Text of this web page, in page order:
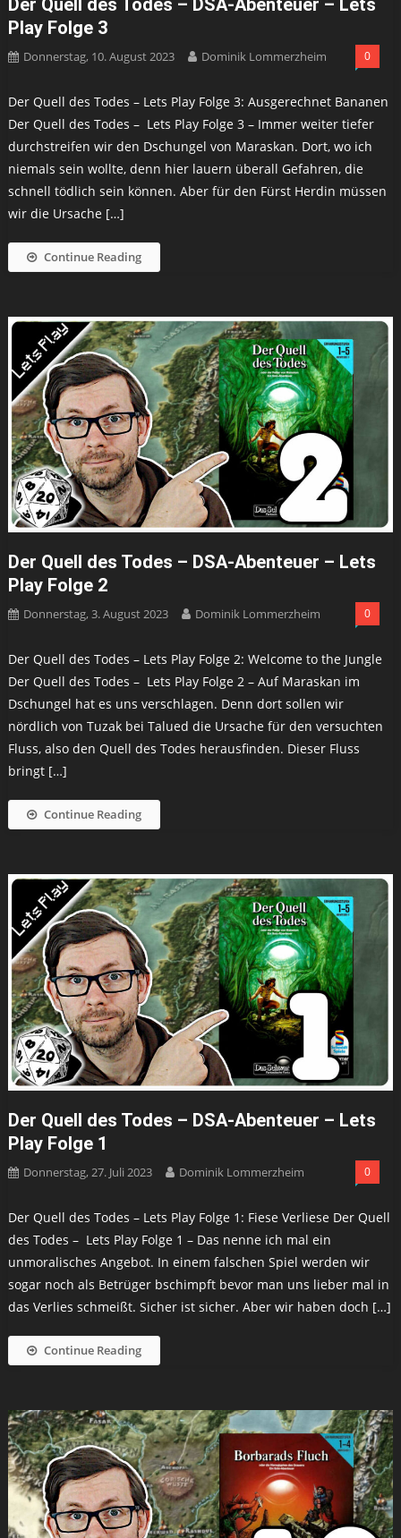
Play Folge 3
Donnerstag, 10. August 2023 Dominik Lommerzheim 0
Der Quell des Todes – Lets Play Folge 3: Ausgerechnet Bananen
Der Quell des Todes – Lets Play Folge 3 – Immer weiter tiefer
durchstreifen wir den Dschungel von Maraskan. Dort, wo ich
niemals sein wollte, denn hier lauern überall Gefahren, die
schnell tödlich sein können. Aber für den Fürst Herdin müssen
wir die Ursache […]
Continue Reading
Der Quell des Todes – DSA-Abenteuer – Lets
Play Folge 2
Donnerstag, 3. August 2023 Dominik Lommerzheim 0
Der Quell des Todes – Lets Play Folge 2: Welcome to the Jungle
Der Quell des Todes – Lets Play Folge 2 – Auf Maraskan im
Dschungel hat es uns verschlagen. Denn dort sollen wir
nördlich von Tuzak bei Talued die Ursache für den versuchten
Fluss, also den Quell des Todes herausfinden. Dieser Fluss
bringt […]
Continue Reading
Der Quell des Todes – DSA-Abenteuer – Lets
Play Folge 1
Donnerstag, 27. Juli 2023 Dominik Lommerzheim 0
Der Quell des Todes – Lets Play Folge 1: Fiese Verliese Der Quell
des Todes – Lets Play Folge 1 – Das nenne ich mal ein
unmoralisches Angebot. In einem falschen Spiel werden wir
sogar noch als Betrüger bschimpft bevor man uns lieber mal in
das Verlies schmeißt. Sicher ist sicher. Aber wir haben doch […]
Continue Reading